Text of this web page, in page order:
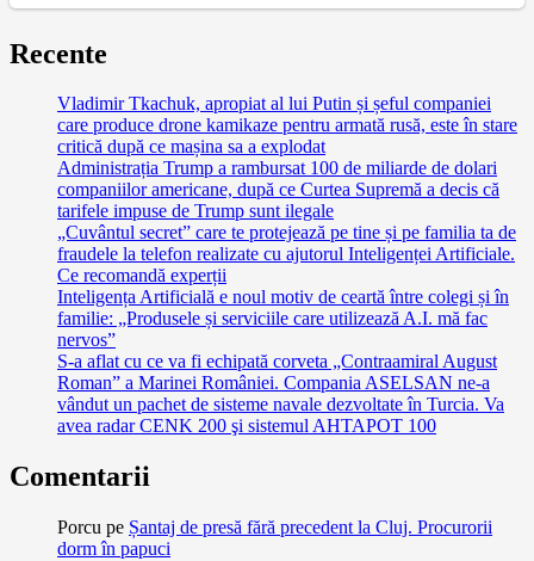
Recente
Vladimir Tkachuk, apropiat al lui Putin și șeful companiei
care produce drone kamikaze pentru armată rusă, este în stare
critică după ce mașina sa a explodat
Administrația Trump a rambursat 100 de miliarde de dolari
companiilor americane, după ce Curtea Supremă a decis că
tarifele impuse de Trump sunt ilegale
„Cuvântul secret” care te protejează pe tine și pe familia ta de
fraudele la telefon realizate cu ajutorul Inteligenței Artificiale.
Ce recomandă experții
Inteligența Artificială e noul motiv de ceartă între colegi și în
familie: „Produsele și serviciile care utilizează A.I. mă fac
nervos”
S-a aflat cu ce va fi echipată corveta „Contraamiral August
Roman” a Marinei României. Compania ASELSAN ne-a
vândut un pachet de sisteme navale dezvoltate în Turcia. Va
avea radar CENK 200 şi sistemul AHTAPOT 100
Comentarii
Porcu pe Șantaj de presă fără precedent la Cluj. Procurorii
dorm în papuci